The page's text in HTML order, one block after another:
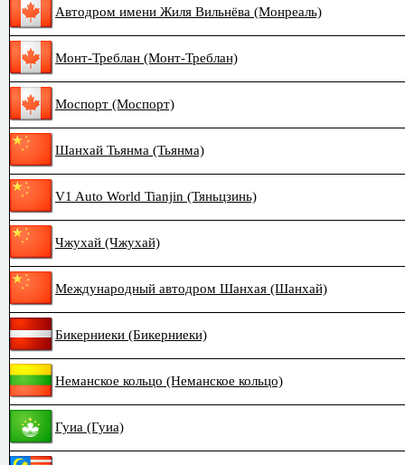
Автодром имени Жиля Вильнёва (Монреаль)
Монт-Треблан (Монт-Треблан)
Моспорт (Моспорт)
Шанхай Тьянма (Тьянма)
V1 Auto World Tianjin (Тяньцзинь)
Чжухай (Чжухай)
Международный автодром Шанхая (Шанхай)
Бикерниеки (Бикерниеки)
Неманское кольцо (Неманское кольцо)
Гуиа (Гуиа)